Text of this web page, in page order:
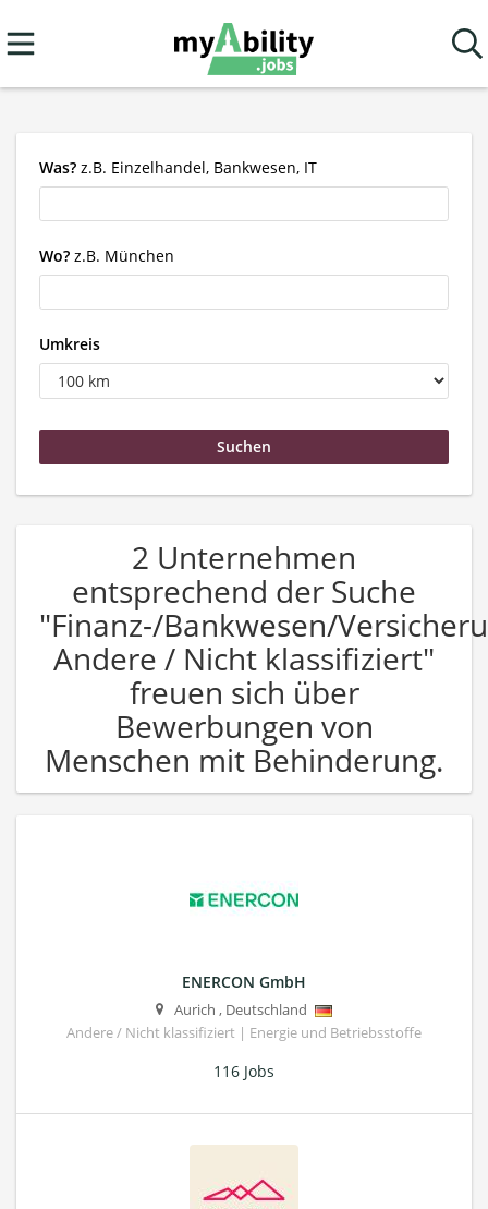
Was? z.B. Einzelhandel, Bankwesen, IT
Wo? z.B. München
Umkreis
2 Unternehmen
entsprechend der Suche
"Finanz-/Bankwesen/
Andere / Nicht klassifiziert"
freuen sich über
Bewerbungen von
Menschen mit Behinderung.
ENERCON GmbH
Aurich , Deutschland
Andere / Nicht klassifiziert | Energie und Betriebsstoffe
116 Jobs